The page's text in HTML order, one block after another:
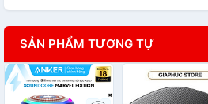
SẢN PHẨM TƯƠNG TỰ